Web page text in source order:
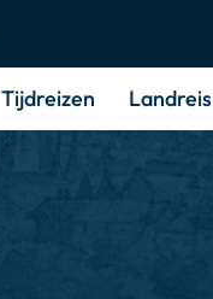
Tijdreizen Landreis